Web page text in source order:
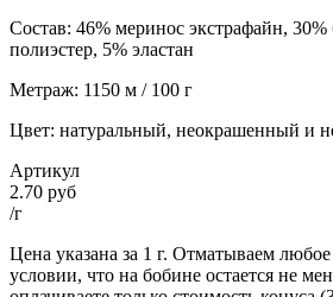
Состав: 46% меринос экстрафайн,
полиэстер, 5% эластан
Метраж: 1150 м / 100 г
Цвет: натуральный, неокрашенный и
Артикул
2.70 руб
/г
Цена указана за 1 г. Отматываем
условии, что на бобине остается не